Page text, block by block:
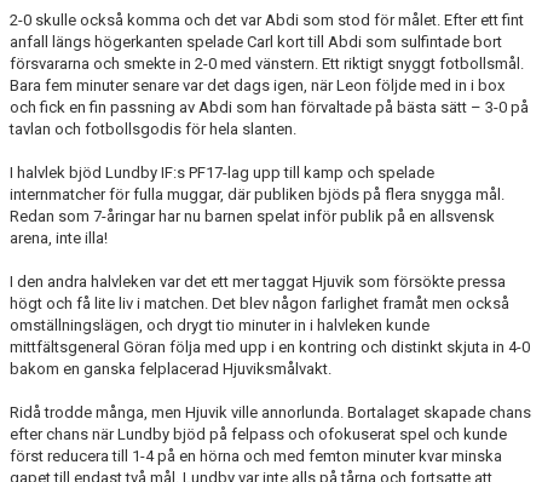
2-0 skulle också komma och det var Abdi som stod för målet. Efter ett fint
anfall längs högerkanten spelade Carl kort till Abdi som sulfintade bort
försvararna och smekte in 2-0 med vänstern. Ett riktigt snyggt fotbollsmål.
Bara fem minuter senare var det dags igen, när Leon följde med in i box
och fick en fin passning av Abdi som han förvaltade på bästa sätt – 3-0 på
tavlan och fotbollsgodis för hela slanten.
I halvlek bjöd Lundby IF:s PF17-lag upp till kamp och spelade
internmatcher för fulla muggar, där publiken bjöds på flera snygga mål.
Redan som 7-åringar har nu barnen spelat inför publik på en allsvensk
arena, inte illa!
I den andra halvleken var det ett mer taggat Hjuvik som försökte pressa
högt och få lite liv i matchen. Det blev någon farlighet framåt men också
omställningslägen, och drygt tio minuter in i halvleken kunde
mittfältsgeneral Göran följa med upp i en kontring och distinkt skjuta in 4-0
bakom en ganska felplacerad Hjuviksmålvakt.
Ridå trodde många, men Hjuvik ville annorlunda. Bortalaget skapade chans
efter chans när Lundby bjöd på felpass och ofokuserat spel och kunde
först reducera till 1-4 på en hörna och med femton minuter kvar minska
gapet till endast två mål. Lundby var inte alls på tårna och fortsatte att